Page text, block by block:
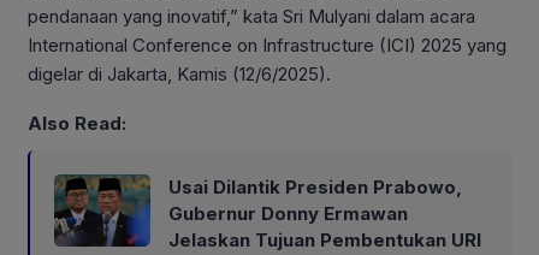
pendanaan yang inovatif,” kata Sri Mulyani dalam acara
International Conference on Infrastructure (ICI) 2025 yang
digelar di Jakarta, Kamis (12/6/2025).
Also Read:
Usai Dilantik Presiden Prabowo,
Gubernur Donny Ermawan
Jelaskan Tujuan Pembentukan URI